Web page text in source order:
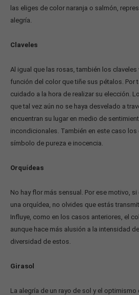
las eliges de color naranja o salmón,
alegría.
Claveles
Al igual que las rosas, también los
función del color que tiñe sus pétalos. Por
cuidado a la hora de realizar su elección.
que tal vez aún no se haya desvelado a
encuentran su lugar en medio de
incondicionales. También en este caso
símbolo de pureza e inocencia.
Orquídeas
No hay flor más sensual. Por ese motivo,
una orquídea, no olvides que estás
Influye, como en los casos anteriores, el
aunque hace más alusión a la intensidad
diversidad de estos.
Girasol
La alegría de un rayo de sol y el